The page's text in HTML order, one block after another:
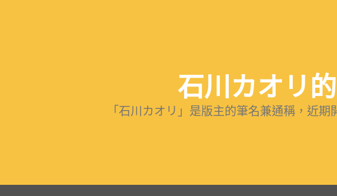
石川カオリ
「石川カオリ」是版主的筆名兼通稱，近